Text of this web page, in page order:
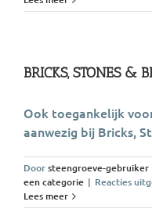
BRICKS, STONES &
Ook toegankelijk
aanwezig bij Bricks,
Doorsteengroeve-gebruiker
een categorie | Reacties
Lees meer